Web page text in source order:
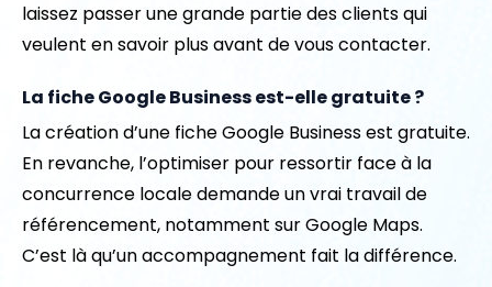
laissez passer une grande partie des clients qui
veulent en savoir plus avant de vous contacter.
La fiche Google Business est-elle gratuite ?
La création d’une fiche Google Business est gratuite.
En revanche, l’optimiser pour ressortir face à la
concurrence locale demande un vrai travail de
référencement, notamment sur Google Maps.
C’est là qu’un accompagnement fait la différence.